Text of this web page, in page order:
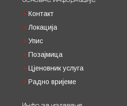
Контакт
Локација
Упис
Позајмица
Цјеновник услуга
Радно вријеме